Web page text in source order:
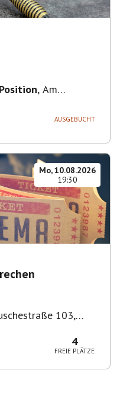
, Am
AUSGEBUCHT
Mo, 10.08.2026
19:30
103,
4
FREIE PLÄTZE